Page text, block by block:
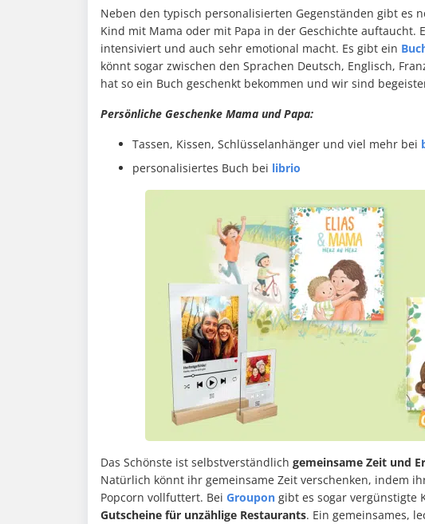
Neben den typisch personalisierten Gegenständen gibt es
Kind mit Mama oder mit Papa in der Geschichte auftaucht.
intensiviert und auch sehr emotional macht. Es gibt ein
könnt sogar zwischen den Sprachen Deutsch, Englisch,
hat so ein Buch geschenkt bekommen und wir sind
Persönliche Geschenke Mama und Papa:
Tassen, Kissen, Schlüsselanhänger und viel mehr bei
personalisiertes Buch bei librio
Das Schönste ist selbstverständlich gemeinsame Zeit und
Natürlich könnt ihr gemeinsame Zeit verschenken, indem
Popcorn vollfuttert. Bei Groupon gibt es sogar vergünstigte
Gutscheine für unzählige Restaurants. Ein gemeinsames,